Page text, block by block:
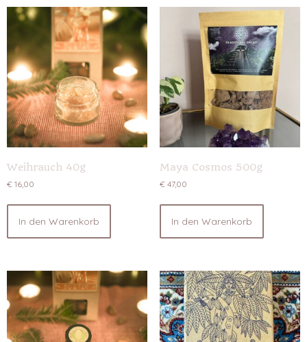
Weihrauch 40g
€ 16,00
In den Warenkorb
Maya Cosmos 500g
€ 47,00
In den Warenkorb